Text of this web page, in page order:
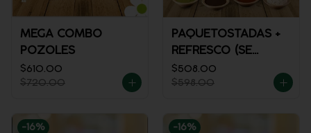
MEGA COMBO
POZOLES
$610.00
$720.00
PAQUETOSTADAS +
REFRESCO (SE
ENVÍA FRÍO)
$508.00
$598.00
-16% -16%